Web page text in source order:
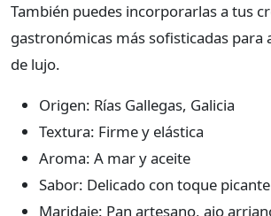
También puedes incorporarlas a tus
gastronómicas más sofisticadas
de lujo.
Origen: Rías Gallegas, Galicia
Textura: Firme y elástica
Aroma: A mar y aceite
Sabor: Delicado con toque picante
Maridaje: Pan artesano, ajo